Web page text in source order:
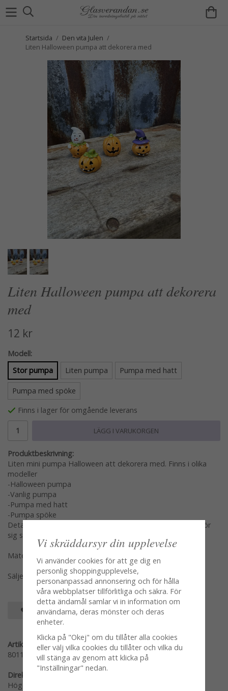
Startsida / Den vita Julen /
Liten Halloween pumpa att dekorera med
Liten Halloween pumpa att dekorera
med
12 kr
Modell:
Stor pumpa
Liten pumpa Pumpa med hatt
Pumpa med spöke
Finns i lager för omgående leverans
LÄGG I VARUKORGEN
Produktbeskrivning:
Liten mini pumpa Halloween att dekorera med. Finns i olika
modeller
-Halloween pumpa
-Vanlig pumpa
-Pumpa med hatt
-Pumpa spöke
Detaljfulla och välarbetad. Lika fina att dekorera med var för
sig som flera tillsammans.
Mäter ca 2cm
Säljes per styck en och en var modell för sig
SPARA SOM FAVORIT
Artikelnummer:
80110-H
Direktlänk:
Högerklicka och kopiera adressen
Vi skräddarsyr din upplevelse
Vi använder cookies för att ge dig en
personlig shoppingupplevelse,
personanpassad annonsering och för hålla
våra webbplatser tillförlitliga och säkra. För
detta ändamål samlar vi in information om
användarna, deras mönster och deras
enheter.
Klicka på "Okej" om du tillåter alla cookies
eller välj vilka cookies du tillåter och vilka du
vill stänga av genom att klicka på
"Inställningar" nedan.